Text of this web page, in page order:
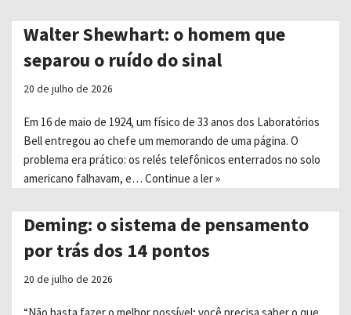
Walter Shewhart: o homem que
separou o ruído do sinal
20 de julho de 2026
Em 16 de maio de 1924, um físico de 33 anos dos Laboratórios
Bell entregou ao chefe um memorando de uma página. O
problema era prático: os relés telefônicos enterrados no solo
americano falhavam, e… Continue a ler »
Deming: o sistema de pensamento
por trás dos 14 pontos
20 de julho de 2026
“Não basta fazer o melhor possível; você precisa saber o que